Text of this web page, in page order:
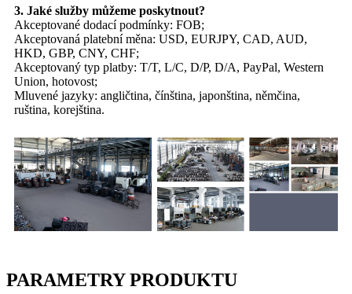
3. Jaké služby můžeme poskytnout?
Akceptované dodací podmínky: FOB;
Akceptovaná platební měna: USD, EURJPY, CAD, AUD,
HKD, GBP, CNY, CHF;
Akceptovaný typ platby: T/T, L/C, D/P, D/A, PayPal, Western
Union, hotovost;
Mluvené jazyky: angličtina, čínština, japonština, němčina,
ruština, korejština.
PARAMETRY PRODUKTU